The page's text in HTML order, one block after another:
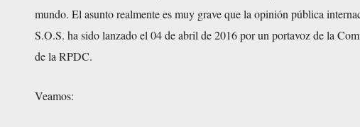
mundo. El asunto realmente es muy grave que la opinión pública
S.O.S. ha sido lanzado el 04 de abril de 2016 por un portavoz de la
de la RPDC.
Veamos: